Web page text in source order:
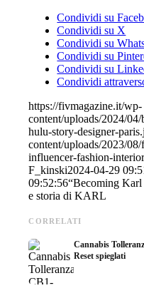
Condividi su
Condividi su X
Condividi su
Condividi su
Condividi su
Condividi
https://fivmagazine.it/wp-
content/uploads/2024/
hulu-story-designer-
content/uploads/2023/
influencer-fashion-
F_kinski2024-04-29
09:52:56“Becoming Karl
e storia di KARL
CORRELATI
Cannabis
Reset spieglati